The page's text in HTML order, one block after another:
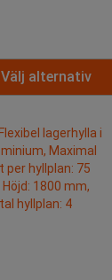
Välj alternativ